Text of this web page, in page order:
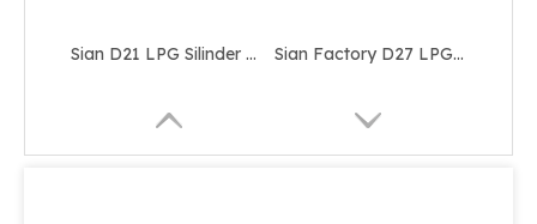
Sian D21 LPG Silinder Penutupan Sendiri Katup Kompak 25e Kontrol Tangki Propana Snap-On Valve Sian Factory D27 LPG Composite Cylinder Penutupan Mandiri Katup Kuningan